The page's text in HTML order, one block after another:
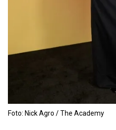
Foto: Nick Agro / The Academy